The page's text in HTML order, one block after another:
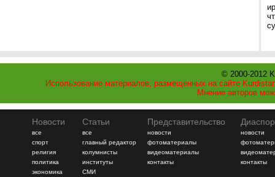
© 2000-2012
Использование материалов, размещенных на сайте
Мнение авторов
Новости
все
спорт
религия
политика
экономика
Статьи
все
главный редактор
колумнисты
институты
СМИ
Представительство
новости
фотоматериалы
видеоматериалы
контакты
новости
контакты